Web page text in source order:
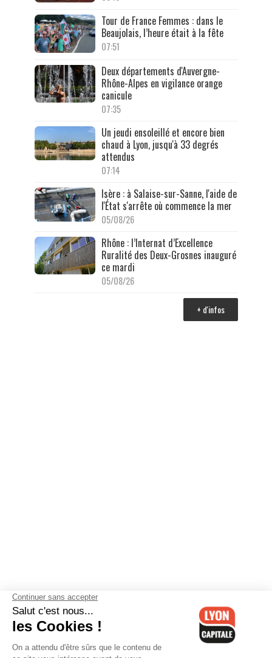
Tour de France Femmes : dans le
Beaujolais, l’heure était à la fête
07:51
Deux départements d'Auvergne-
Rhône-Alpes en vigilance orange
canicule
07:35
Un jeudi ensoleillé et encore bien
chaud à Lyon, jusqu'à 33 degrés
attendus
07:14
Isère : à Salaise-sur-Sanne, l'aide de
l'État s'arrête où commence la mer
05/08/26
Rhône : l’Internat d’Excellence
Ruralité des Deux-Grosnes inauguré
ce mardi
05/08/26
+ d'infos